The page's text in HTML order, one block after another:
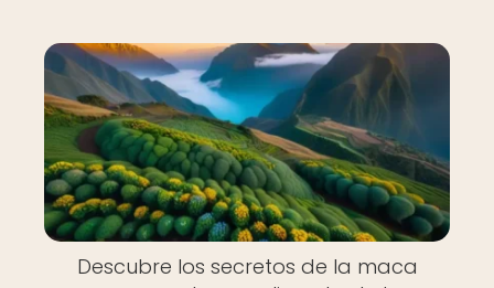
Descubre los secretos de la maca